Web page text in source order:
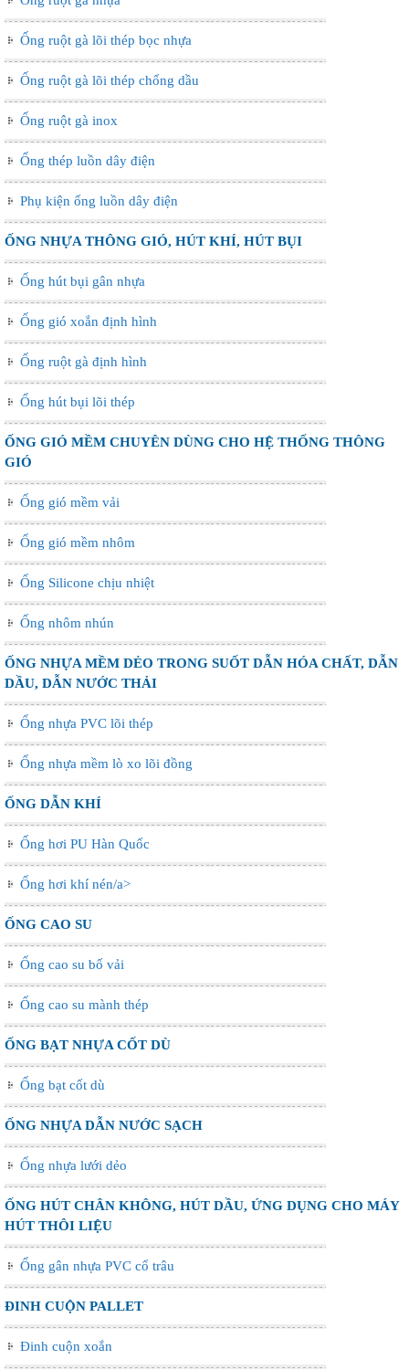
Ống ruột gà lõi thép bọc nhựa
Ống ruột gà lõi thép chống dầu
Ống ruột gà inox
Ống thép luồn dây điện
Phụ kiện ống luồn dây điện
ỐNG NHỰA THÔNG GIÓ, HÚT KHÍ, HÚT BỤI
Ống hút bụi gân nhựa
Ống gió xoắn định hình
Ống ruột gà định hình
Ống hút bụi lõi thép
ỐNG GIÓ MỀM CHUYÊN DÙNG CHO HỆ THỐNG THÔNG
GIÓ
Ống gió mềm vải
Ống gió mềm nhôm
Ống Silicone chịu nhiệt
Ống nhôm nhún
ỐNG NHỰA MỀM DẺO TRONG SUỐT DẪN HÓA CHẤT, DẪN
DẦU, DẪN NƯỚC THẢI
Ống nhựa PVC lõi thép
Ống nhựa mềm lò xo lõi đồng
ỐNG DẪN KHÍ
Ống hơi PU Hàn Quốc
Ống hơi khí nén/a>
ỐNG CAO SU
Ống cao su bố vải
Ống cao su mành thép
ỐNG BẠT NHỰA CỐT DÙ
Ống bạt cốt dù
ỐNG NHỰA DẪN NƯỚC SẠCH
Ống nhựa lưới dẻo
ỐNG HÚT CHÂN KHÔNG, HÚT DẦU, ỨNG DỤNG CHO MÁY
HÚT THÔI LIỆU
Ống gân nhựa PVC cổ trâu
ĐINH CUỘN PALLET
Đinh cuộn xoắn